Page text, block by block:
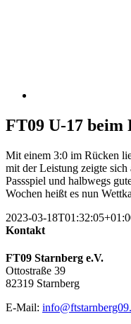
FT09 U-17 beim
Mit einem 3:0 im Rücken
mit der Leistung zeigte sich
Passspiel und halbwegs
Wochen heißt es nun
2023-03-
Kontakt
FT09 Starnberg e.V.
Ottostraße 39
82319 Starnberg
E-Mail: